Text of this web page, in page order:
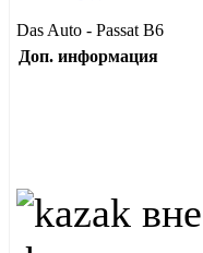
Das Auto - Passat B6
Доп. информация